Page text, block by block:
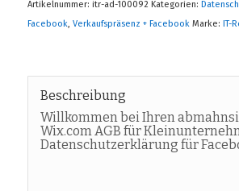
Artikelnummer: itr-ad-100092 Kategorien:
Facebook, Verkaufspräsenz + Facebook Marke: IT-
Beschreibung
Willkommen bei Ihren
Wix.com AGB für
Datenschutzerklärung für